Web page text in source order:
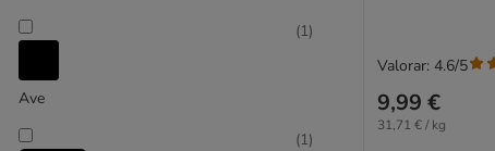
Ave
(1)
(1)
9,99 €
31,71 € / kg
Valorar: 4.6/5